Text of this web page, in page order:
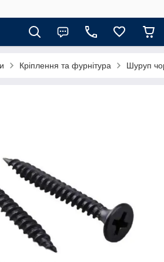
Кріплення та фурнітура Шуруп